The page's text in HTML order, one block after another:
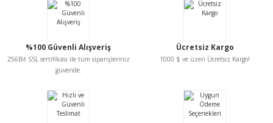
Görüş ve önerileriniz için teşekkür ederiz.
Ürün açıklamasında eksik bilgiler bulunuyor.
Ürün bilgilerinde hatalar bulunuyor.
Bu ürüne benzer farklı alternatifler olmalı.
%100 Güvenli Alışveriş
256Bit SSL sertifikası ile tüm siparişleriniz
güvende.
Ücretsiz Kargo
1000 $ ve üzeri Ücretsiz Kargo!